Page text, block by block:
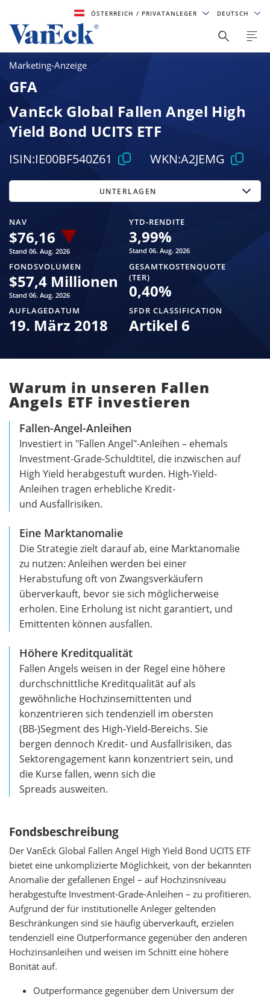
ÖSTERREICH/ PRIVATANLEGER DEUTSCH
Marketing-Anzeige
GFA
VanEck Global Fallen Angel High
Yield Bond UCITS ETF
ISIN:IE00BF540Z61 WKN:A2JEMG
NAV
$76,16
Stand 06. Aug. 2026
YTD-RENDITE
3,99%
Stand 06. Aug. 2026
FONDSVOLUMEN
$57,4 Millionen
Stand 06. Aug. 2026
GESAMTKOSTENQUOTE
(TER)
0,40%
AUFLAGEDATUM
19. März 2018
SFDR CLASSIFICATION
Artikel 6
UNTERLAGEN
Warum in unseren Fallen
Angels ETF investieren
Fallen-Angel-Anleihen
Investiert in "Fallen Angel"-Anleihen – ehemals
Investment-Grade-Schuldtitel, die inzwischen auf
High Yield herabgestuft wurden. High-Yield-
Anleihen tragen erhebliche Kredit-
und Ausfallrisiken.
Eine Marktanomalie
Die Strategie zielt darauf ab, eine Marktanomalie
zu nutzen: Anleihen werden bei einer
Herabstufung oft von Zwangsverkäufern
überverkauft, bevor sie sich möglicherweise
erholen. Eine Erholung ist nicht garantiert, und
Emittenten können ausfallen.
Höhere Kreditqualität
Fallen Angels weisen in der Regel eine höhere
durchschnittliche Kreditqualität auf als
gewöhnliche Hochzinsemittenten und
konzentrieren sich tendenziell im obersten
(BB-)Segment des High-Yield-Bereichs. Sie
bergen dennoch Kredit- und Ausfallrisiken, das
Sektorengagement kann konzentriert sein, und
die Kurse fallen, wenn sich die
Spreads ausweiten.
Fondsbeschreibung
Der VanEck Global Fallen Angel High Yield Bond UCITS ETF
bietet eine unkomplizierte Möglichkeit, von der bekannten
Anomalie der gefallenen Engel – auf Hochzinsniveau
herabgestufte Investment-Grade-Anleihen – zu profitieren.
Aufgrund der für institutionelle Anleger geltenden
Beschränkungen sind sie häufig überverkauft, erzielen
tendenziell eine Outperformance gegenüber den anderen
Hochzinsanleihen und weisen im Schnitt eine höhere
Bonität auf.
Outperformance gegenüber dem Universum der